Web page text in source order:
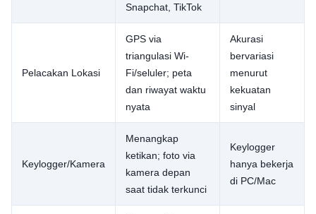
Snapchat, TikTok
Pelacakan Lokasi
GPS via
triangulasi Wi-
Fi/seluler; peta
dan riwayat waktu
nyata
Akurasi
bervariasi
menurut
kekuatan
sinyal
Keylogger/Kamera
Menangkap
ketikan; foto via
kamera depan
saat tidak terkunci
Keylogger
hanya bekerja
di PC/Mac